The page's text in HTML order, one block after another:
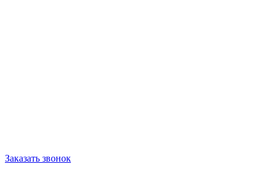
Заказать звонок